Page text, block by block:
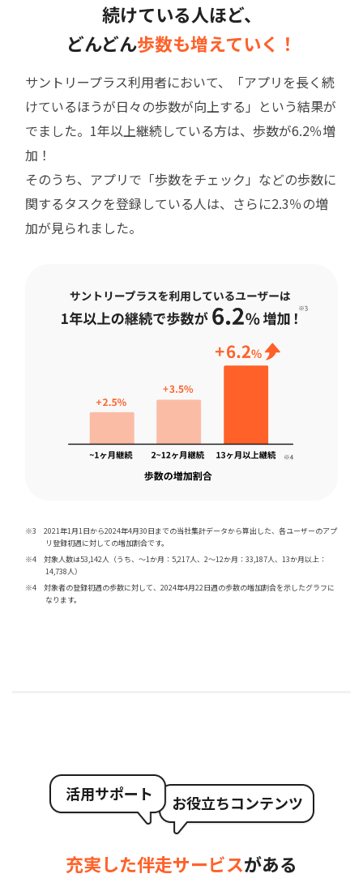
続けている人ほど、
どんどん歩数も増えていく！
サントリープラス利用者において、「アプリを長く続
けているほうが日々の歩数が向上する」という結果が
でました。1年以上継続している方は、歩数が6.2％増
加！
そのうち、アプリで「歩数をチェック」などの歩数に
関するタスクを登録している人は、さらに2.3％の増
加が見られました。
※3 2021年1月1日から2024年4月30日までの当社集計データから算出した、各ユーザーのアプ
リ登録初週に対しての増加割合です。
※4 対象人数は53,142人（うち、～1か月：5,217人、2～12か月：33,187人、13か月以上：
14,738人）
※4 対象者の登録初週の歩数に対して、2024年4月22日週の歩数の増加割合を示したグラフに
なります。
活用サポート お役立ちコンテンツ
充実した伴走サービスがある